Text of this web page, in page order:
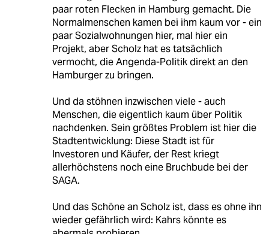
paar roten Flecken in Hamburg gemacht. Die
Normalmenschen kamen bei ihm kaum vor - ein
paar Sozialwohnungen hier, mal hier ein
Projekt, aber Scholz hat es tatsächlich
vermocht, die Angenda-Politik direkt an den
Hamburger zu bringen.
Und da stöhnen inzwischen viele - auch
Menschen, die eigentlich kaum über Politik
nachdenken. Sein größtes Problem ist hier die
Stadtentwicklung: Diese Stadt ist für
Investoren und Käufer, der Rest kriegt
allerhöchstens noch eine Bruchbude bei der
SAGA.
Und das Schöne an Scholz ist, dass es ohne ihn
wieder gefährlich wird: Kahrs könnte es